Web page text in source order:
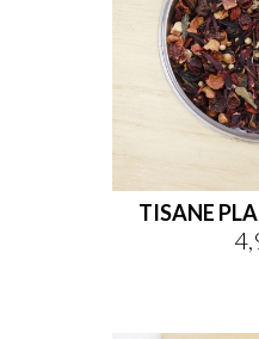
TISANE